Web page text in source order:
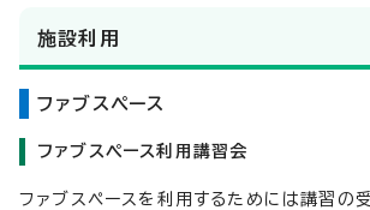
施設利用
ファブスペース
ファブスペース利用講習会
ファブスペースを利用するためには講習の